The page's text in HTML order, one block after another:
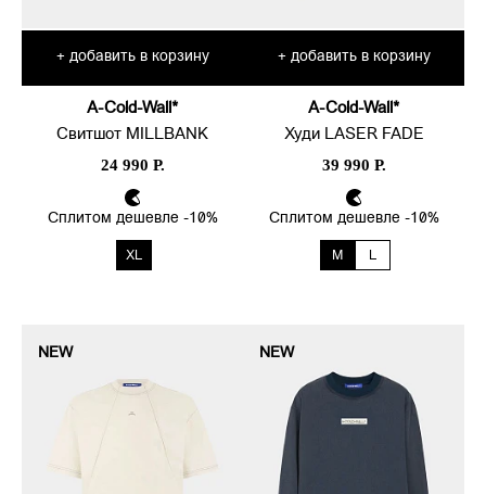
+ добавить в корзину
A-Cold-Wall*
Свитшот MILLBANK
24 990 Р.
Сплитом дешевле -10%
XL
+ добавить в корзину
A-Cold-Wall*
Худи LASER FADE
39 990 Р.
Сплитом дешевле -10%
M L
NEW NEW